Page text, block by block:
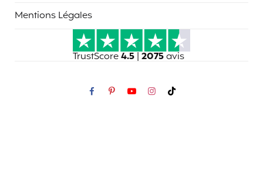
Mentions Légales
TrustScore4.5 | 2075avis